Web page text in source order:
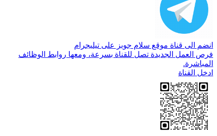
انضم الى قناة موقع سلام جوبز على تيليجرام
فرص العمل الجديدة تصل للقناة بسرعة، ومعها روابط الوظائف
المباشرة.
ادخل القناة